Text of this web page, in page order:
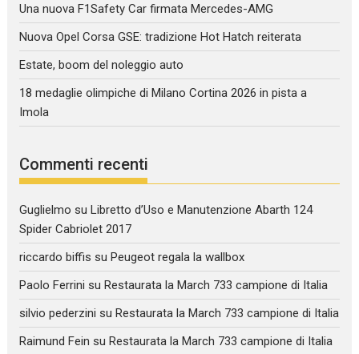
Una nuova F1Safety Car firmata Mercedes-AMG
Nuova Opel Corsa GSE: tradizione Hot Hatch reiterata
Estate, boom del noleggio auto
18 medaglie olimpiche di Milano Cortina 2026 in pista a
Imola
Commenti recenti
Guglielmo suLibretto d’Uso e Manutenzione Abarth 124
Spider Cabriolet 2017
riccardo biffis suPeugeot regala la wallbox
Paolo Ferrini suRestaurata la March 733 campione di Italia
silvio pederzini suRestaurata la March 733 campione di Italia
Raimund Fein suRestaurata la March 733 campione di Italia